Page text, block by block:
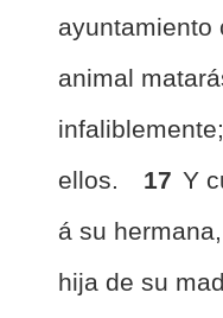
ayuntamiento
animal
ellos.
17 Y
á su
hija de su